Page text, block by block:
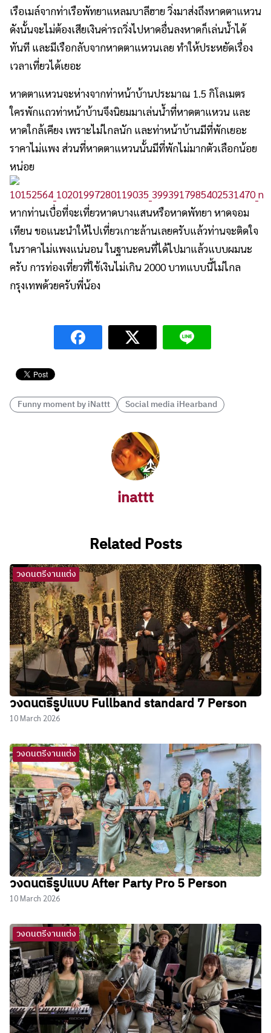
เรือเมล์จากท่าเรือพัทยาแหลมบาลีฮาย วิ่งมาส่งถึงหาดตาแหวน
ดังนั้นจะไม่ต้องเสียเงินค่ารถวิ่งไปหาดอื่นลงหาดก็เล่นน้ำได้
ทันที และมีเรือกลับจากหาดตาแหวนเลย ทำให้ประหยัดเรื่อง
เวลาเที่ยวได้เยอะ
หาดตาแหวนจะห่างจากท่าหน้าบ้านประมาณ 1.5 กิโลเมตร
ใครพักแถวท่าหน้าบ้านจึงนิยมมาเล่นน้ำที่หาดตาแหวน และ
หาดใกล้เคียง เพราะไม่ไกลนัก และท่าหน้าบ้านมีที่พักเยอะ
ราคาไม่แพง ส่วนที่หาดตาแหวนนั้นมีที่พักไม่มากตัวเลือกน้อย
หน่อย
หากท่านเบื่อที่จะเที่ยวหาดบางแสนหรือหาดพัทยา หาดจอม
เทียน ขอแนะนำให้ไปเที่ยวเกาะล้านเลยครับแล้วท่านจะติดใจ
ในราคาไม่แพงแน่นอน ในฐานะคนที่ได้ไปมาแล้วแบบผมนะ
ครับ การท่องเที่ยวที่ใช้เงินไม่เกิน 2000 บาทแบบนี้ไม่ไกล
กรุงเทพด้วยครับพี่น้อง
i
u
c
a
E
s
c
o
r
t
z
m
i
r
E
s
o
r
B
a
y
a
n
Funny moment by iNattt Social media iHearband
inattt
Related Posts
วงดนตรีงานแต่ง
วงดนตรีรูปแบบ Fullband standard 7 Person
10 March 2026
วงดนตรีงานแต่ง
วงดนตรีรูปแบบ After Party Pro 5 Person
10 March 2026
วงดนตรีงานแต่ง